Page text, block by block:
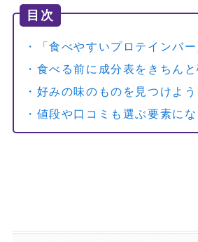
目次
・「食べやすいプロテインバ
・食べる前に成分表をきちん
・好みの味のものを見つけよう
・値段や口コミも選ぶ要素に